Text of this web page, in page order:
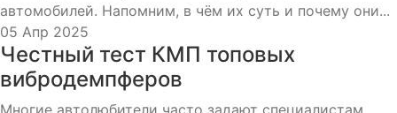
автомобилей. Напомним, в чём их суть и почему они...
05 Апр 2025
Честный тест КМП топовых
вибродемпферов
Многие автолюбители часто задают специалистам